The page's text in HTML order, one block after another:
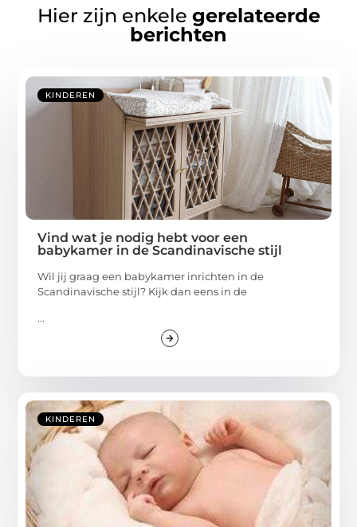
Hier zijn enkele gerelateerde
berichten
KINDEREN
Vind wat je nodig hebt voor een
babykamer in de Scandinavische stijl
Wil jij graag een babykamer inrichten in de
Scandinavische stijl? Kijk dan eens in de
...
KINDEREN